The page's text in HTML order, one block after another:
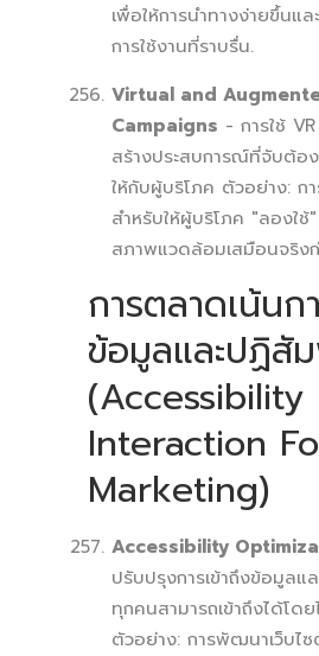
เพื่อให้การนำทางง่ายขึ้นแ
การใช้งานที่ราบรื่น.
Virtual and
Campaigns - การใช้
สร้างประสบการณ์ที่จับต้อ
ให้กับผู้บริโภค ตัวอย่าง: ก
สำหรับให้ผู้บริโภค "ลองใ
สภาพแวดล้อมเสมือนจริง
การตลาดเน้นก
ข้อมูลและปฏิสั
(Accessibility
Interaction
Marketing)
Accessibility
ปรับปรุงการเข้าถึงข้อมูลแ
ทุกคนสามารถเข้าถึงได้โด
ตัวอย่าง: การพัฒนาเว็บไ